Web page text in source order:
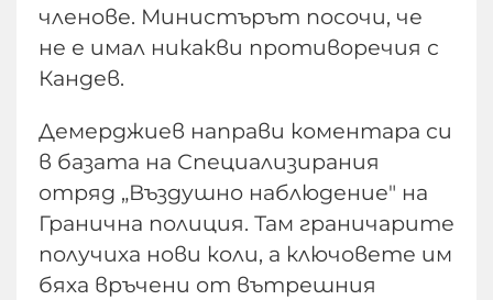
членове. Министърът посочи, че
не е имал никакви противоречия с
Кандев.
Демерджиев направи коментара си
в базата на Специализирания
отряд „Въздушно наблюдение" на
Гранична полиция. Там граничарите
получиха нови коли, а ключовете им
бяха връчени от вътрешния